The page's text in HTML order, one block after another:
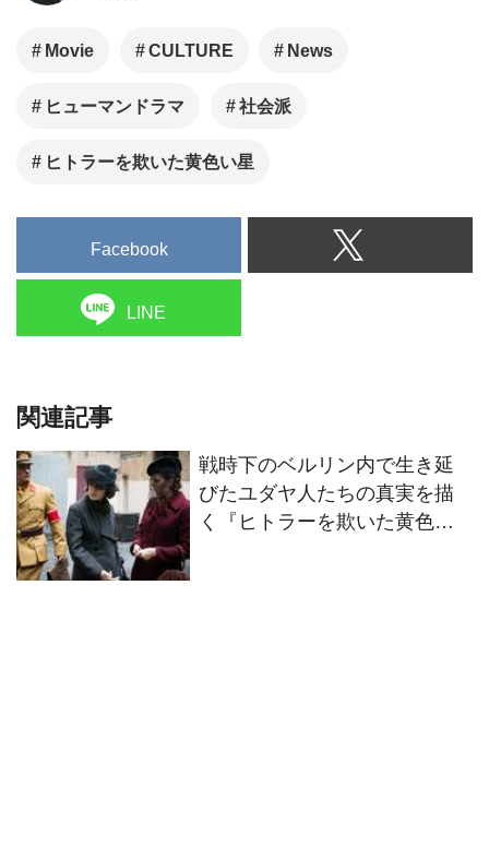
Movie CULTURE News
ヒューマンドラマ 社会派
ヒトラーを欺いた黄色い星
Facebook
LINE
関連記事
戦時下のベルリン内で生き延
びたユダヤ人たちの真実を描
く『ヒトラーを欺いた黄色い